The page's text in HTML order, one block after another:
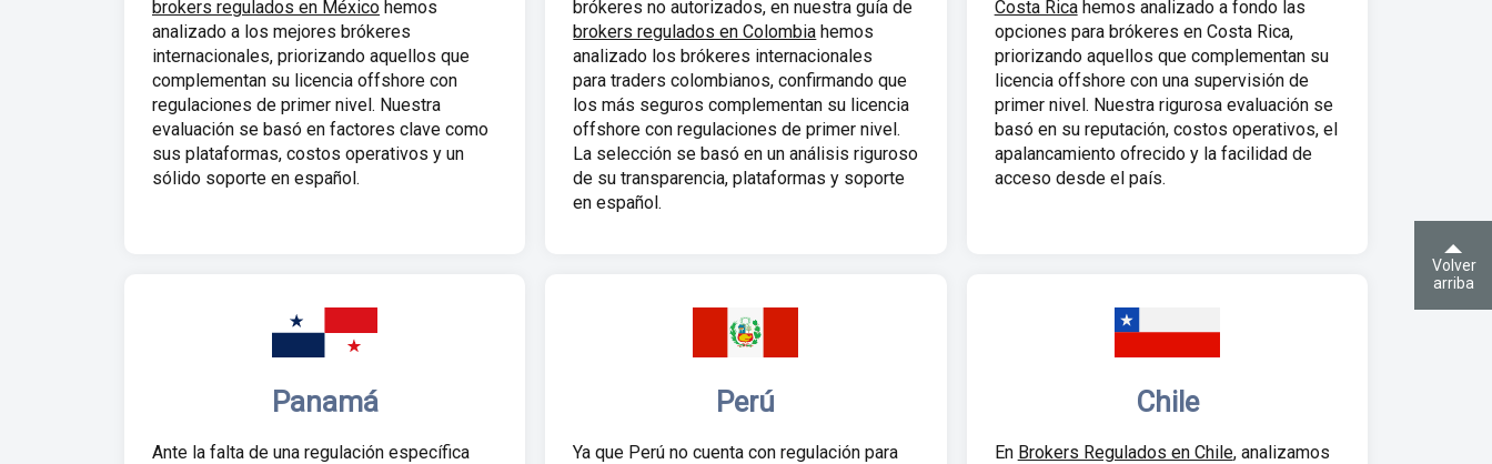
brokers regulados en México hemos
analizado a los mejores brókeres
internacionales, priorizando aquellos que
complementan su licencia offshore con
regulaciones de primer nivel. Nuestra
evaluación se basó en factores clave como
sus plataformas, costos operativos y un
sólido soporte en español.
brókeres no autorizados, en nuestra guía de
brokers regulados en Colombia hemos
analizado los brókeres internacionales
para traders colombianos, confirmando que
los más seguros complementan su licencia
offshore con regulaciones de primer nivel.
La selección se basó en un análisis riguroso
de su transparencia, plataformas y soporte
en español.
Costa Ricahemos analizado a fondo las
opciones para brókeres en Costa Rica,
priorizando aquellos que complementan su
licencia offshore con una supervisión de
primer nivel. Nuestra rigurosa evaluación se
basó en su reputación, costos operativos, el
apalancamiento ofrecido y la facilidad de
acceso desde el país.
Panamá
Ante la falta de una regulación específica
Perú
Ya que Perú no cuenta con regulación para
Chile
En Brokers Regulados en Chile, analizamos
Volver
arriba